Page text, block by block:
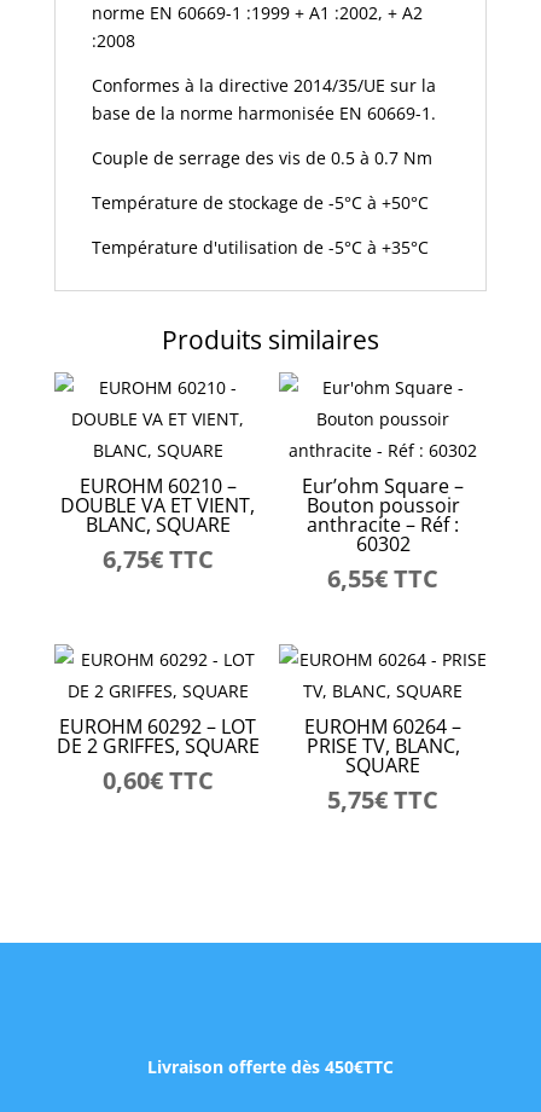
norme EN 60669-1 :1999 + A1 :2002, + A2
:2008
Conformes à la directive 2014/35/UE sur la
base de la norme harmonisée EN 60669-1.
Couple de serrage des vis de 0.5 à 0.7 Nm
Température de stockage de -5°C à +50°C
Température d'utilisation de -5°C à +35°C
Produits similaires
EUROHM 60210 –
DOUBLE VA ET VIENT,
BLANC, SQUARE
6,75€TTC
Eur’ohm Square –
Bouton poussoir
anthracite – Réf :
60302
6,55€TTC
EUROHM 60292 – LOT
DE 2 GRIFFES, SQUARE
0,60€TTC
EUROHM 60264 –
PRISE TV, BLANC,
SQUARE
5,75€TTC
Livraison offerte dès 450€TTC